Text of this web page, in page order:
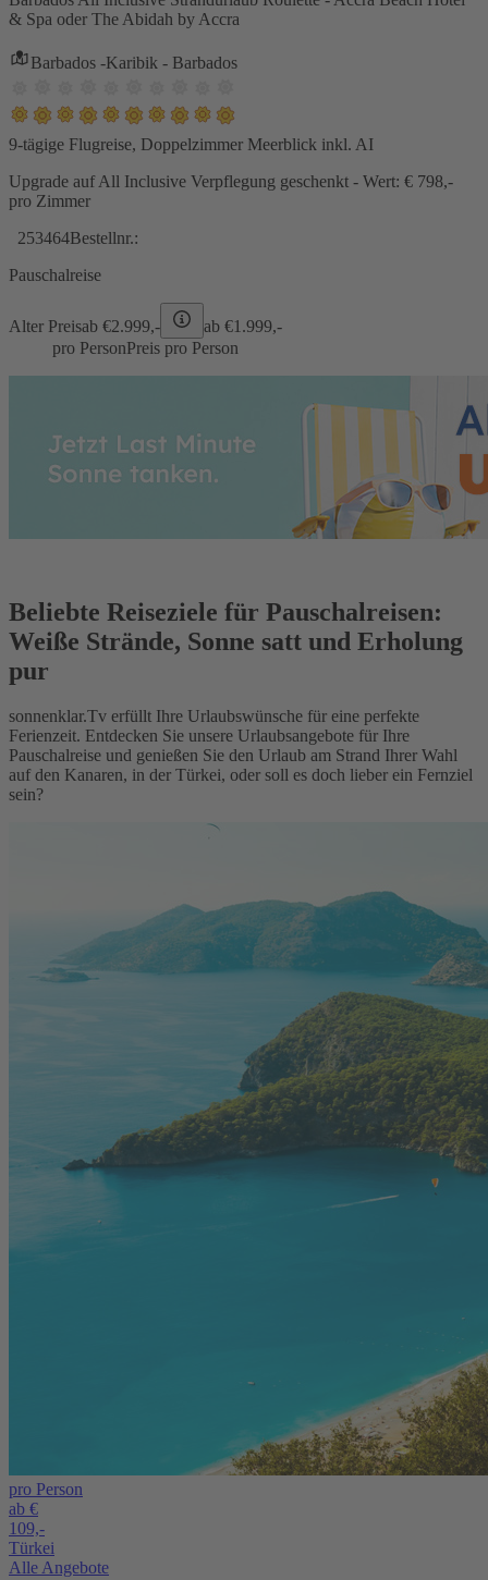
& Spa oder The Abidah by Accra
Barbados -Karibik - Barbados
9-tägige Flugreise, Doppelzimmer Meerblick inkl. AI
Upgrade auf All Inclusive Verpflegung geschenkt - Wert: € 798,-
pro Zimmer
253464Bestellnr.:
Pauschalreise
Alter Preisab €2.999,- ab €1.999,-
pro PersonPreis pro Person
Beliebte Reiseziele für Pauschalreisen:
Weiße Strände, Sonne satt und Erholung
pur
sonnenklar.Tv erfüllt Ihre Urlaubswünsche für eine perfekte
Ferienzeit. Entdecken Sie unsere Urlaubsangebote für Ihre
Pauschalreise und genießen Sie den Urlaub am Strand Ihrer Wahl
auf den Kanaren, in der Türkei, oder soll es doch lieber ein Fernziel
sein?
pro Person
ab €
109,-
Türkei
Alle Angebote